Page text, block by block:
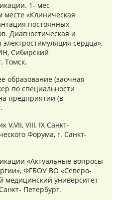
1- мес
«Клиническая
постоянных
Диагностическая и
сердца»,
Сибирский
Томск.
образование (заочная
по специальности
предприятии (в
V,VII, VIII, IX Санкт-
Форума, г. Санкт-
«Актуальные вопросы
ФГБОУ ВО «Северо-
медицинский университет
Петербург.